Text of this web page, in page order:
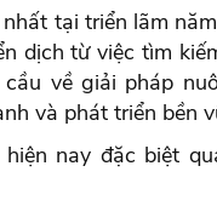
tại triển lãm
dịch từ việc tìm
về giải pháp
và phát triển bền
hiện nay đặc biệt